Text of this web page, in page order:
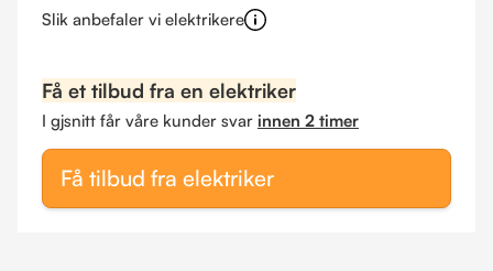
Slik anbefaler vi elektrikere
Få et tilbud fra en elektriker
I gjsnitt får våre kunder svar innen 2 timer
Få tilbud fra elektriker